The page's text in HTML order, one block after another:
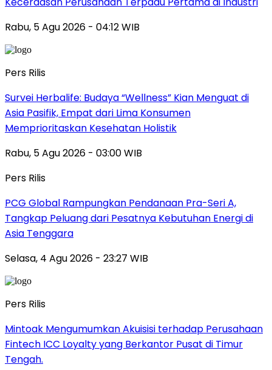
Rabu, 5 Agu 2026 - 04:12 WIB
Pers Rilis
Survei Herbalife: Budaya “Wellness” Kian Menguat di
Asia Pasifik, Empat dari Lima Konsumen
Memprioritaskan Kesehatan Holistik
Rabu, 5 Agu 2026 - 03:00 WIB
Pers Rilis
PCG Global Rampungkan Pendanaan Pra-Seri A,
Tangkap Peluang dari Pesatnya Kebutuhan Energi di
Asia Tenggara
Selasa, 4 Agu 2026 - 23:27 WIB
Pers Rilis
Mintoak Mengumumkan Akuisisi terhadap Perusahaan
Fintech ICC Loyalty yang Berkantor Pusat di Timur
Tengah.